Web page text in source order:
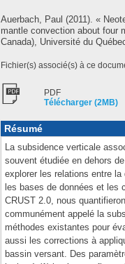
Auerbach, Paul (2011). «
mantle convection about four
Canada), Université du
Fichier(s) associé(s) à ce
PDF
Télécharger (2MB)
Résumé
La subsidence verticale
souvent étudiée en dehors
explorer les relations entre
les bases de données et les
CRUST 2.0, nous
communément appelé la
méthodes existantes pour
aussi les corrections à
bassin versant. Des